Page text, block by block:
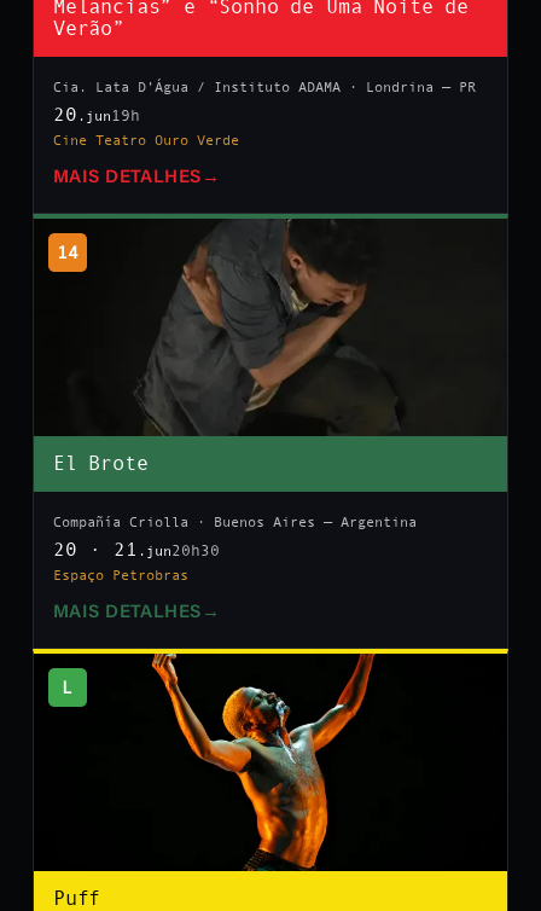
Melancias” e “Sonho de Uma Noite de
Verão”
Cia. Lata D’Água / Instituto ADAMA · Londrina — PR
20 .jun 19h
Cine Teatro Ouro Verde
MAIS DETALHES →
14
El Brote
Compañía Criolla · Buenos Aires — Argentina
20 · 21 .jun20h30
Espaço Petrobras
MAIS DETALHES →
L
Puff